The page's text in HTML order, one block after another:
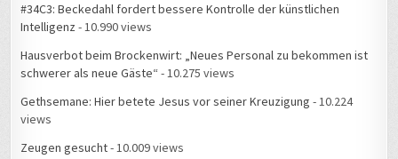
#34C3: Beckedahl fordert bessere Kontrolle der künstlichen
Intelligenz - 10.990 views
Hausverbot beim Brockenwirt: „Neues Personal zu bekommen ist
schwerer als neue Gäste“ - 10.275 views
Gethsemane: Hier betete Jesus vor seiner Kreuzigung - 10.224
views
Zeugen gesucht- 10.009 views